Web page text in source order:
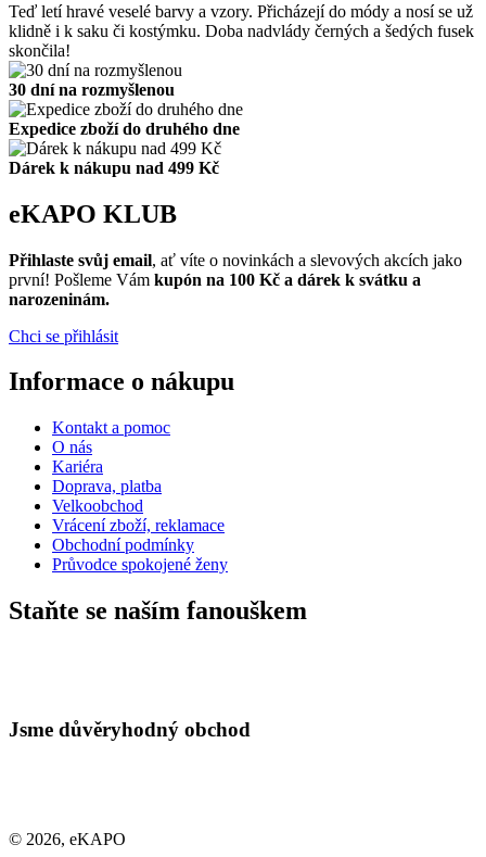
Teď letí hravé veselé barvy a vzory. Přicházejí do módy a nosí se už
klidně i k saku či kostýmku. Doba nadvlády černých a šedých fusek
skončila!
30 dní na rozmyšlenou
Expedice zboží do druhého dne
Dárek k nákupu nad 499 Kč
eKAPO KLUB
Přihlaste svůj email, ať víte o novinkách a slevových akcích jako
první! Pošleme Vám kupón na 100 Kč a dárek k svátku a
narozeninám.
Chci se přihlásit
Informace o nákupu
Kontakt a pomoc
O nás
Kariéra
Doprava, platba
Velkoobchod
Vrácení zboží, reklamace
Obchodní podmínky
Průvodce spokojené ženy
Staňte se naším fanouškem
Jsme důvěryhodný obchod
© 2026, eKAPO